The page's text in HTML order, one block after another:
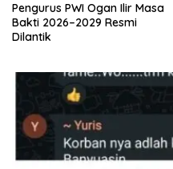
Pengurus PWI Ogan Ilir Masa
Bakti 2026–2029 Resmi
Dilantik